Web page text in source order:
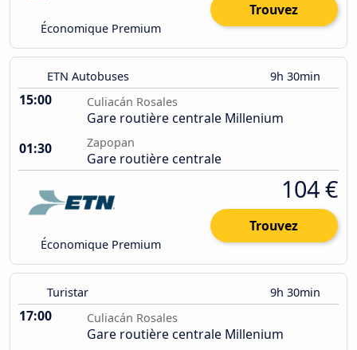
Économique Premium
Trouvez
ETN Autobuses 9h 30min
15:00 Culiacán Rosales
Gare routière centrale Millenium
01:30
Zapopan
Gare routière centrale
Économique Premium
104 €
Trouvez
Turistar 9h 30min
17:00 Culiacán Rosales
Gare routière centrale Millenium